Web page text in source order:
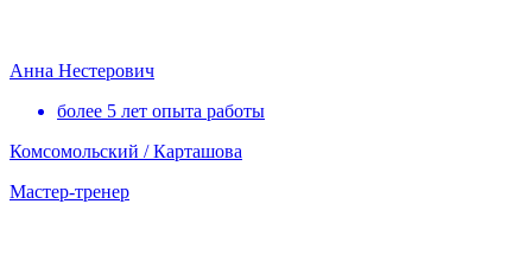
Анна Нестерович
более 5 лет опыта работы
Комсомольский / Карташова
Мастер-тренер